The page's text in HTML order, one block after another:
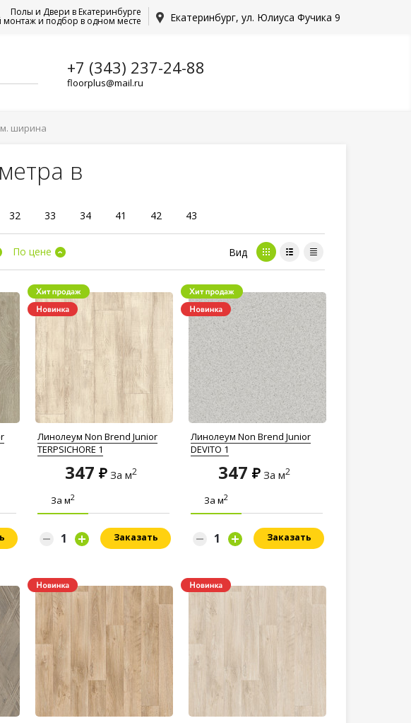
Екатеринбург, ул. Юлиуса Фучика 9
Полы и Двери в Екатеринбурге
и подбор в одном месте
+7 (343) 237-24-88
floorplus@mail.ru
ширина
в
32 33 34 41 42 43
По цене Вид
Линолеум Non Brend Junior
TERPSICHORE 1
347 За м2
За м2
Заказать
Линолеум Non Brend Junior
DEVITO 1
347 За м2
За м2
Заказать